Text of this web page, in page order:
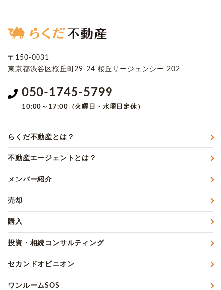
〒150-0031
東京都渋谷区桜丘町29-24 桜丘リージェンシー 202
050-1745-5799
10:00～17:00（火曜日・水曜日定休）
らくだ不動産とは？
不動産エージェントとは？
メンバー紹介
売却
購入
投資・相続コンサルティング
セカンドオピニオン
ワンルームSOS